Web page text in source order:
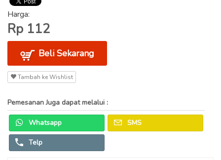
Harga:
Rp 112
Beli Sekarang
Tambah ke Wishlist
Pemesanan Juga dapat melalui :
Whatsapp SMS
Telp